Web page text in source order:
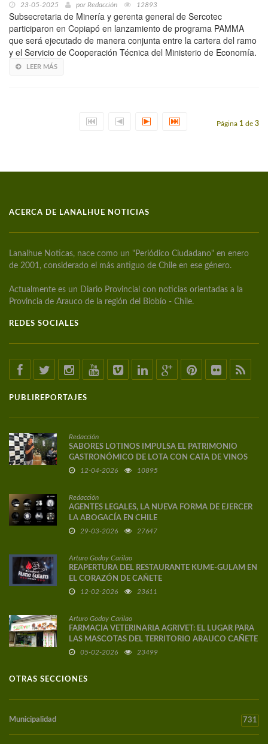
23-05-2025 por Redacción 12893
Subsecretaria de Minería y gerenta general de Sercotec
participaron en Copiapó en lanzamiento de programa PAMMA
que será ejecutado de manera conjunta entre la cartera del ramo
y el Servicio de Cooperación Técnica del Ministerio de Economía.
LEER MÁS
Página 1 de 3
ACERCA DE LANALHUE NOTICIAS
Lanalhue Noticas, nace como un "Periódico Ciudadano" en enero
de 2001, considerado el más antiguo de Chile en ese género.
Actualmente es un Diario Provincial con noticias orientadas a la
Provincia de Arauco de la región del Biobío - Chile.
REDES SOCIALES
PUBLIREPORTAJES
Redacción
SABORES LOTINOS IMPULSA EL PATRIMONIO
GASTRONÓMICO DE LOTA CON CATA DE VINOS
DE AUTOR
12-04-2026 10895
Redacción
AGENTES LEGALES, LA NUEVA FORMA DE EJERCER
LA ABOGACÍA EN CHILE
29-03-2026 27647
Arturo Godoy Carilao
REAPERTURA DEL RESTAURANTE KUME-GULAM EN
EL CORAZÓN DE CAÑETE
12-02-2026 23611
Arturo Godoy Carilao
FARMACIA VETERINARIA AGRIVET: EL LUGAR PARA
LAS MASCOTAS DEL TERRITORIO ARAUCO CAÑETE
05-02-2026 23499
OTRAS SECCIONES
Municipalidad 731